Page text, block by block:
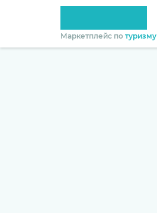
Маркетплейс по туризму